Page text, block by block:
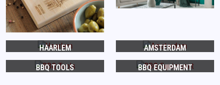
HAARLEM AMSTERDAM
BBQ TOOLS BBQ EQUIPMENT